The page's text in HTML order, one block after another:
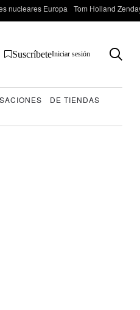
nucleares Europa Tom Holland
SuscríbeteIniciar sesión
DE TIENDAS